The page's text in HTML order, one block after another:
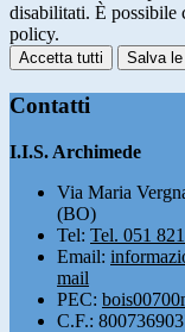
disabilitati. È possibile
policy.
Accetta tutti Salva
Contatti
I.I.S. Archimede
Via Maria
(BO)
Tel: Tel. 051
Email:
mail
PEC:
C.F.: